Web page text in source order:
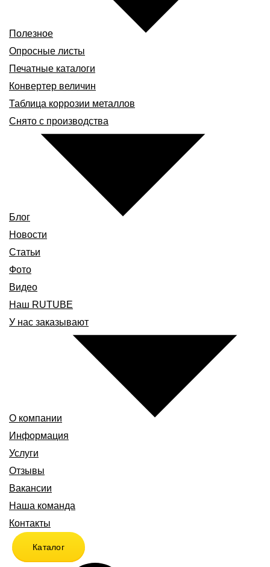
Полезное
Опросные листы
Печатные каталоги
Конвертер величин
Таблица коррозии металлов
Снято с производства
Блог
Новости
Статьи
Фото
Видео
Наш RUTUBE
У нас заказывают
О компании
Информация
Услуги
Отзывы
Вакансии
Наша команда
Контакты
Каталог